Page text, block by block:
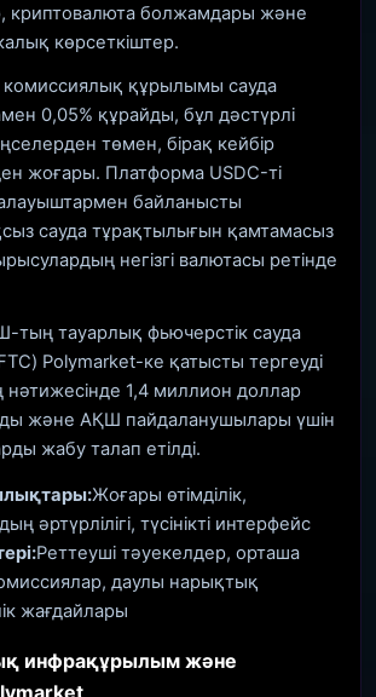
криптовалюта болжамдары және
көрсеткіштер.
комиссиялық құрылымы сауда
0,05% құрайды, бұл дәстүрлі
төмен, бірақ кейбір
жоғары. Платформа USDC-ті
байланысты
сауда тұрақтылығын қамтамасыз
негізгі валютасы ретінде
тауарлық фьючерстік сауда
Polymarket-ке қатысты тергеуді
1,4 миллион доллар
және АҚШ пайдаланушылары үшін
жабу талап етілді.
Жоғары өтімділік,
әртүрлілігі, түсінікті интерфейс
Реттеуші тәуекелдер, орташа
даулы нарықтық
жағдайлары
инфрақұрылым және